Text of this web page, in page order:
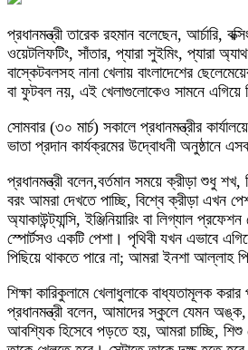
প্রধানমন্ত্রী তারেক রহমান বলেছেন, আর্চারি,
ওয়েটলিফটিং, সাঁতার, প্যারা সুইমিং, প্যারা
বাস্কেটবলসহ নানা খেলায় বাংলাদেশের
বা ফুটবল নয়, এই খেলাগুলোকেও সামনে এগিয়ে
সোমবার (৩০ মার্চ) সকালে প্রধানমন্ত্রীর
ভাতা প্রদান কার্যক্রমের উদ্বোধনী অনুষ্ঠানে
প্রধানমন্ত্রী বলেন,বর্তমান সময়ে ক্রীড়া শুধু
বরং আমরা দেখতে পাচ্ছি, বিশ্বে ক্রীড়া এখন
অ্যাকাউন্ট্যান্সি, ইঞ্জিনিয়ারিং বা লিগ্যাল
স্পোর্টসও একটি পেশা। পৃথিবী যখন এভাবে
পিছিয়ে থাকতে পারে না; আমরা ইনশা আল্লাহ
শিক্ষা কারিকুলামে খেলাধুলাকে বাধ্যতামূলক
প্রধানমন্ত্রী বলেন, আমাদের স্কুলে যেমন
আবশ্যিক হিসেবে পড়তে হয়, আমরা চাচ্ছি, শিশু